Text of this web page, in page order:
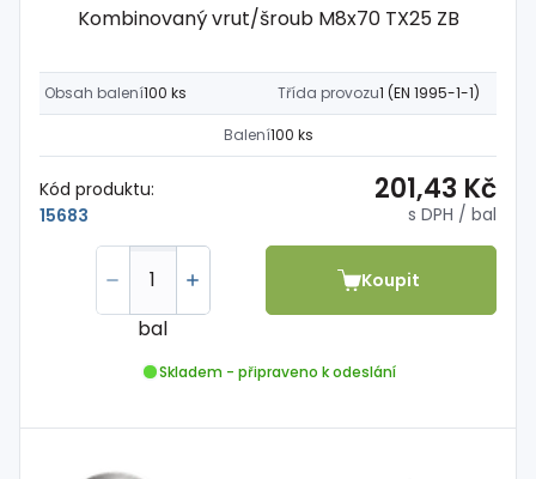
Kombinovaný vrut/šroub M8x70 TX25 ZB
Obsah balení100 ks Třída provozu1 (EN 1995-1-1)
Balení100 ks
Kód produktu:
15683
201,43 Kč
s DPH / bal
bal
Koupit
Skladem - připraveno k odeslání